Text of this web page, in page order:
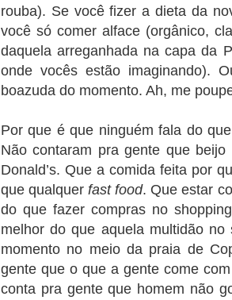
rouba). Se você fizer a dieta da
você só comer alface (orgânico,
daquela arreganhada na capa da
onde vocês estão imaginando).
boazuda do momento. Ah, me
Por que é que ninguém fala do
Não contaram pra gente que
Donald’s. Que a comida feita por
que qualquerfast food. Que estar
do que fazer compras no
melhor do que aquela multidão
momento no meio da praia de
gente que o que a gente come
conta pra gente que homem não